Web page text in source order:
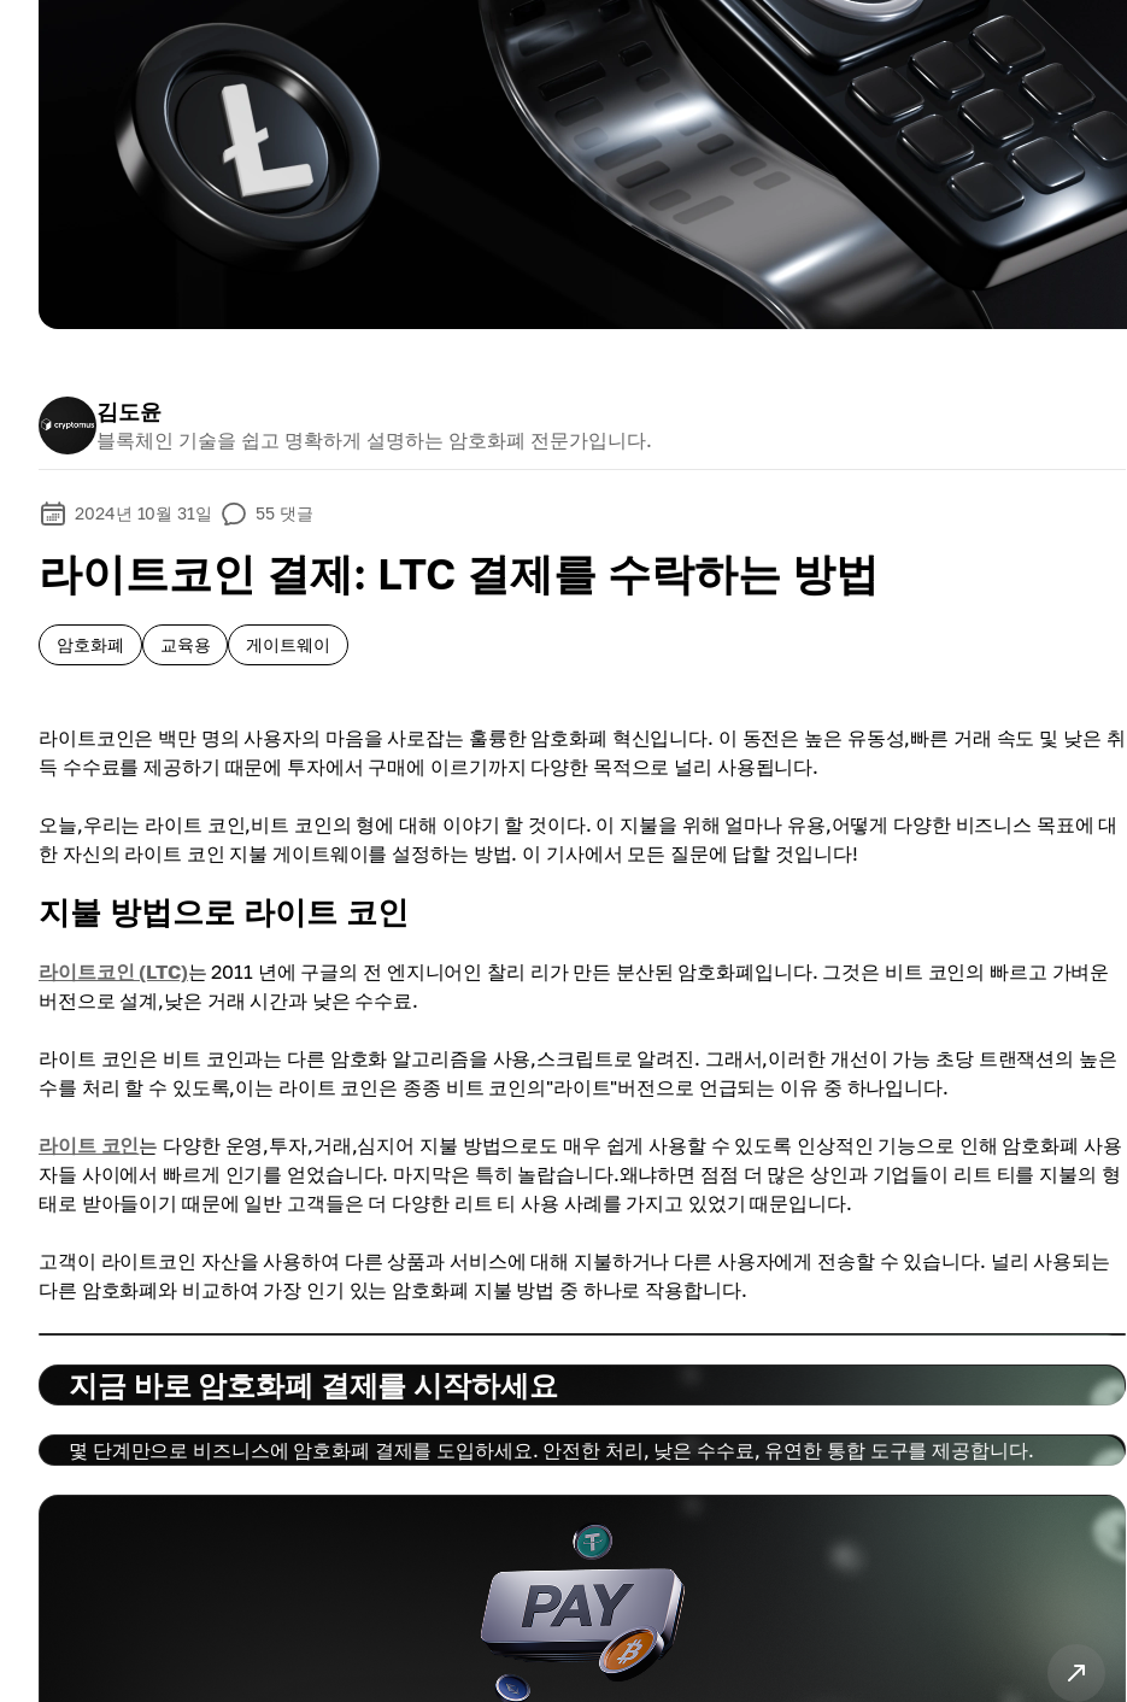
김도윤
블록체인 기술을 쉽고 명확하게 설명하는 암호화폐 전문가입니다.
2024년 10월 31일 55 댓글
라이트코인 결제: LTC 결제를 수락하는 방법
암호화폐 교육용 게이트웨이
라이트코인은 백만 명의 사용자의 마음을 사로잡는 훌륭한 암호화폐 혁신입니다. 이 동전은 높은 유동성,빠른 거래 속도 및 낮은 취
득 수수료를 제공하기 때문에 투자에서 구매에 이르기까지 다양한 목적으로 널리 사용됩니다.
오늘,우리는 라이트 코인,비트 코인의 형에 대해 이야기 할 것이다. 이 지불을 위해 얼마나 유용,어떻게 다양한 비즈니스 목표에 대
한 자신의 라이트 코인 지불 게이트웨이를 설정하는 방법. 이 기사에서 모든 질문에 답할 것입니다!
지불 방법으로 라이트 코인
라이트코인 (LTC)는 2011 년에 구글의 전 엔지니어인 찰리 리가 만든 분산된 암호화폐입니다. 그것은 비트 코인의 빠르고 가벼운
버전으로 설계,낮은 거래 시간과 낮은 수수료.
라이트 코인은 비트 코인과는 다른 암호화 알고리즘을 사용,스크립트로 알려진. 그래서,이러한 개선이 가능 초당 트랜잭션의 높은
수를 처리 할 수 있도록,이는 라이트 코인은 종종 비트 코인의"라이트"버전으로 언급되는 이유 중 하나입니다.
라이트 코인는 다양한 운영,투자,거래,심지어 지불 방법으로도 매우 쉽게 사용할 수 있도록 인상적인 기능으로 인해 암호화폐 사용
자들 사이에서 빠르게 인기를 얻었습니다. 마지막은 특히 놀랍습니다.왜냐하면 점점 더 많은 상인과 기업들이 리트 티를 지불의 형
태로 받아들이기 때문에 일반 고객들은 더 다양한 리트 티 사용 사례를 가지고 있었기 때문입니다.
고객이 라이트코인 자산을 사용하여 다른 상품과 서비스에 대해 지불하거나 다른 사용자에게 전송할 수 있습니다. 널리 사용되는
다른 암호화폐와 비교하여 가장 인기 있는 암호화폐 지불 방법 중 하나로 작용합니다.
지금 바로 암호화폐 결제를 시작하세요
몇 단계만으로 비즈니스에 암호화폐 결제를 도입하세요. 안전한 처리, 낮은 수수료, 유연한 통합 도구를 제공합니다.